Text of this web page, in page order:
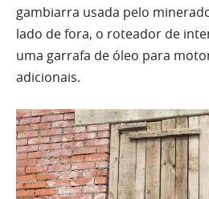
gambiarra usada pelo
lado de fora, o roteador de
uma garrafa de óleo para
adicionais.